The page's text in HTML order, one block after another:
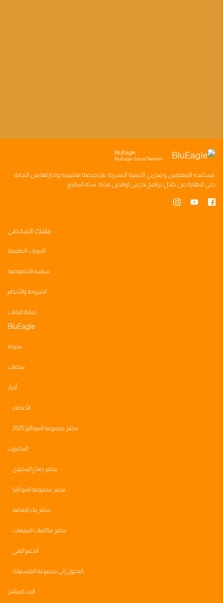
BluEagle
BluEagle Social Network
مساعده المعلمين ومدربي التنميه البشريه بناءمنصه تعليميه وادارتها من البدايه
حتى النهايه من خلال برنامج تدريبي اونلاين مدته سته اسابيع
ملفك الشخصي
الدورات التعليمية
سياسة الخصوصية
الشروط والأحكام
حماية البيانات
BluEagle
مدونه
منصات
أخبار
الأعضاء
مختبر مجموعه الموناليزا 2025
المختبرات
مختبر صناع المحتوى
مختبر مجموعه الموناليزا
مختبر بناء المنصه
مختبر مكالمات المبيعات
الدعم الفني
الدخول إلى مجموعة الفيسبوك
البث المباشر